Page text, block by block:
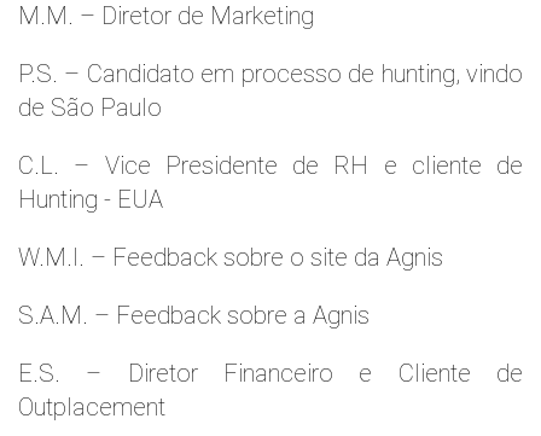
M.M. – Diretor de Marketing
P.S. – Candidato em processo de hunting, vindo
de São Paulo
C.L. – Vice Presidente de RH e cliente de
Hunting - EUA
W.M.l. – Feedback sobre o site da Agnis
S.A.M. – Feedback sobre a Agnis
E.S. – Diretor Financeiro e Cliente de
Outplacement